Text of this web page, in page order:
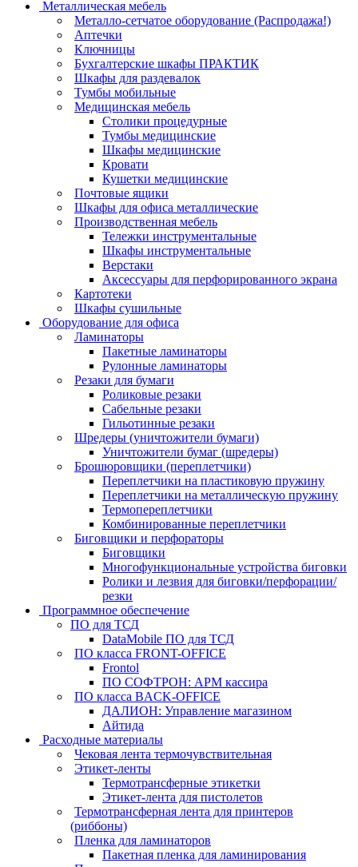
Металлическая мебель
Металло-сетчатое оборудование (Распродажа!)
Аптечки
Ключницы
Бухгалтерские шкафы ПРАКТИК
Шкафы для раздевалок
Тумбы мобильные
Медицинская мебель
Столики процедурные
Тумбы медицинские
Шкафы медицинские
Кровати
Кушетки медицинские
Почтовые ящики
Шкафы для офиса металлические
Производственная мебель
Тележки инструментальные
Шкафы инструментальные
Верстаки
Аксессуары для перфорированного экрана
Картотеки
Шкафы сушильные
Оборудование для офиса
Ламинаторы
Пакетные ламинаторы
Рулонные ламинаторы
Резаки для бумаги
Роликовые резаки
Сабельные резаки
Гильотинные резаки
Шредеры (уничтожители бумаги)
Уничтожители бумаг (шредеры)
Брошюровщики (переплетчики)
Переплетчики на пластиковую пружину
Переплетчики на металлическую пружину
Термопереплетчики
Комбинированные переплетчики
Биговщики и перфораторы
Биговщики
Многофункциональные устройства биговки
Ролики и лезвия для биговки/перфорации/
резки
Программное обеспечение
ПО для ТСД
DataMobile ПО для ТСД
ПО класса FRONT-OFFICE
Frontol
ПО СОФТРОН: АРМ кассира
ПО класса BACK-OFFICE
ДАЛИОН: Управление магазином
Айтида
Расходные материалы
Чековая лента термочувствительная
Этикет-ленты
Термотрансферные этикетки
Этикет-лента для пистолетов
Термотрансферная лента для принтеров
(риббоны)
Пленка для ламинаторов
Пакетная пленка для ламинирования